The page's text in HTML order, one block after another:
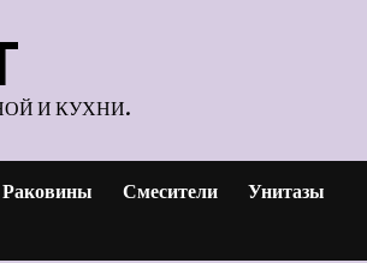
И КУХНИ.
Раковины Смесители Унитазы